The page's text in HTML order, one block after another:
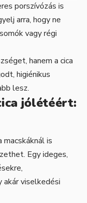
porszívózás is
arra, hogy ne
vagy régi
hanem a cica
higiénikus
lesz.
jólétéért:
macskáknál is
Egy ideges,
akár viselkedési